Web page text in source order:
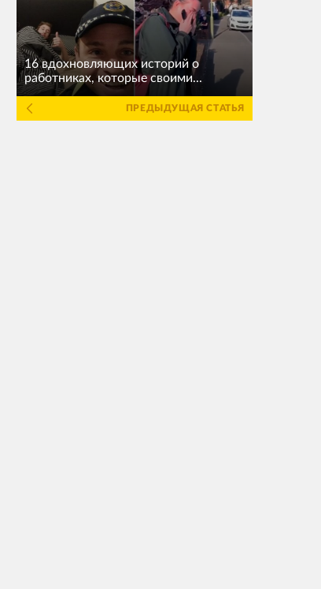
16 вдохновляющих историй о
работниках, которые своими...
ПРЕДЫДУЩАЯ СТАТЬЯ